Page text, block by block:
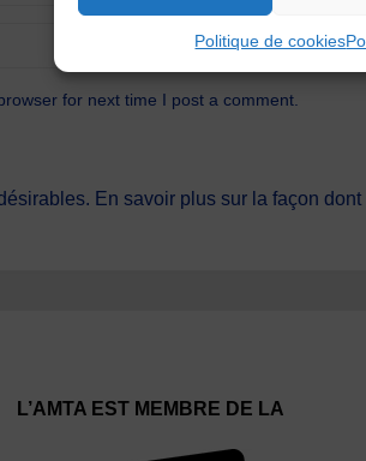
Politique de cookies
for next time I post a comment.
En savoir plus sur la façon
L’AMTA EST MEMBRE DE LA